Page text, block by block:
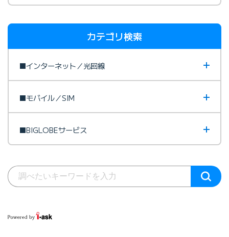
カテゴリ検索
■インターネット／光回線
■モバイル／SIM
■BIGLOBEサービス